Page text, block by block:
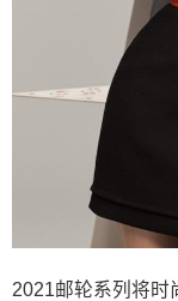
2021邮轮系列将时